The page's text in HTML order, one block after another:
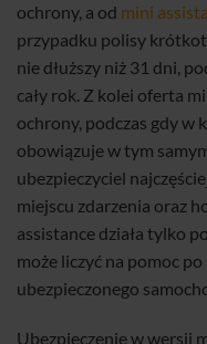
ochrony, a od mini
przypadku polisy
nie dłuższy niż 31 dni,
cały rok. Z kolei oferta
ochrony, podczas gdy
obowiązuje w tym
ubezpieczyciel
miejscu zdarzenia oraz
assistance działa tylko
może liczyć na pomoc
ubezpieczonego
Ubezpieczenie w wersji